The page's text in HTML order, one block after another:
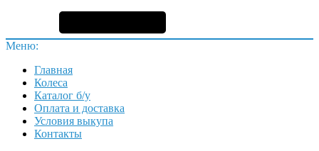
Меню:
Главная
Колеса
Каталог б/у
Оплата и доставка
Условия выкупа
Контакты